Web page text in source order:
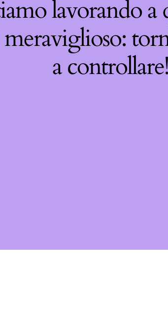
lavorando a
a controllare!